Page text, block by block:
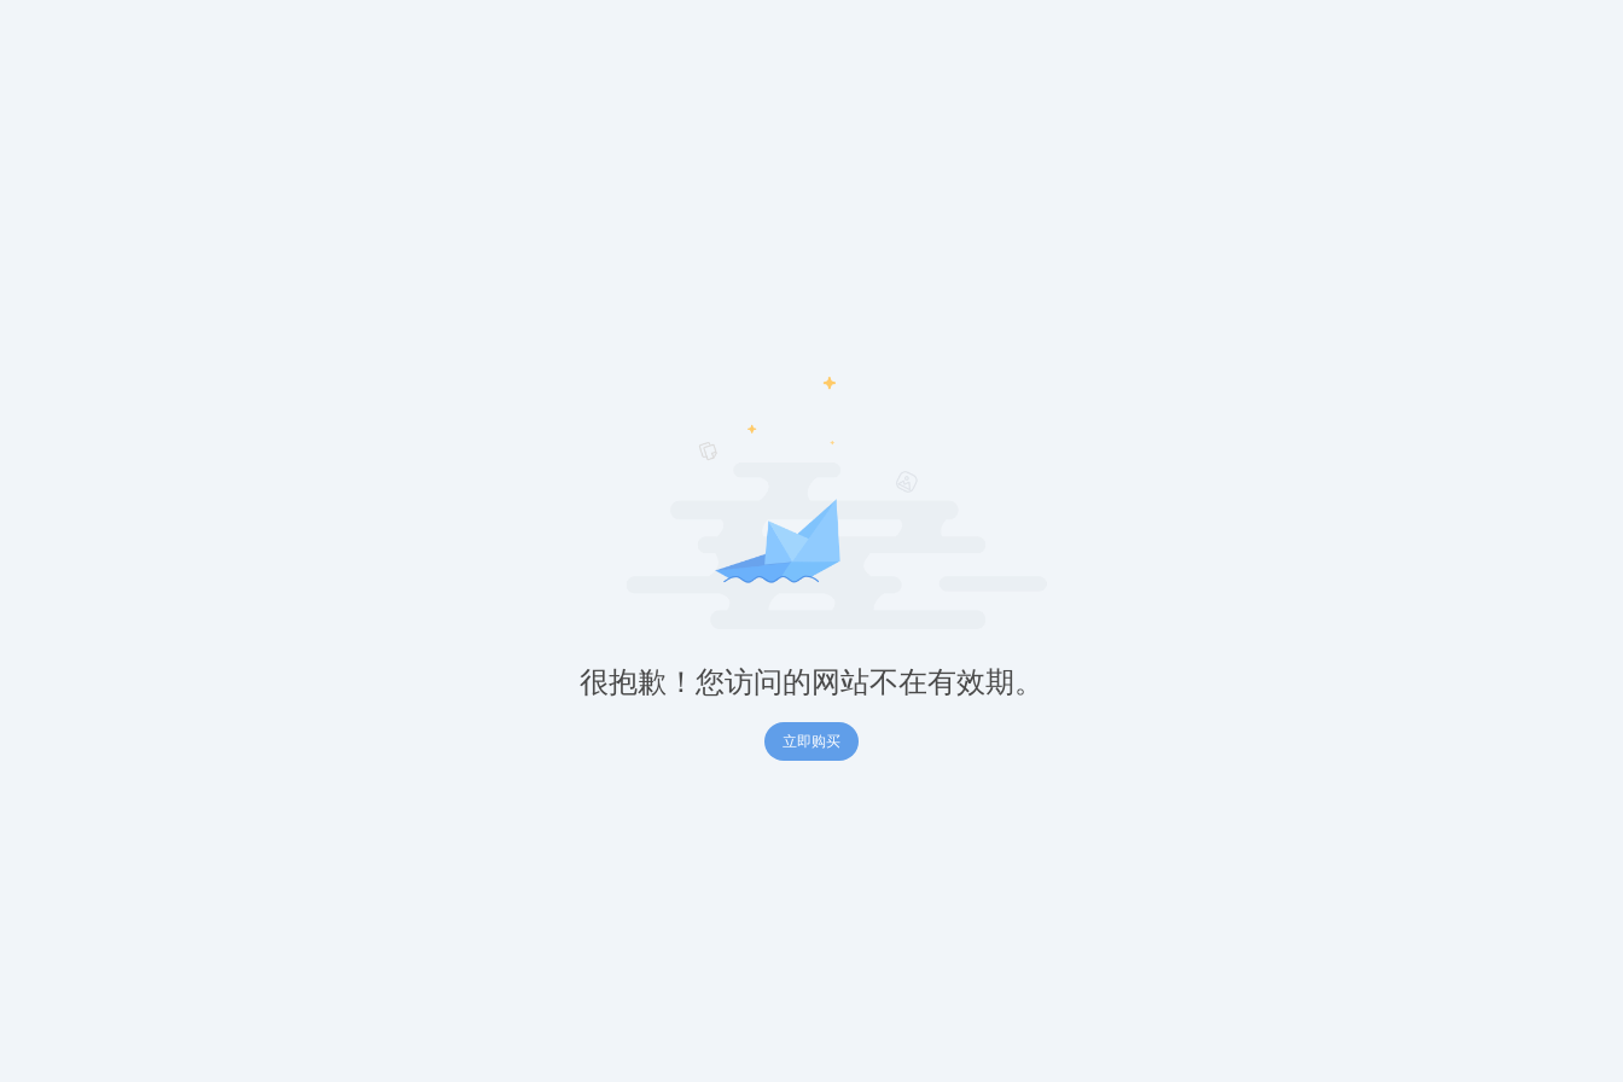
很抱歉！您访问的网站不在有效期。
立即购买